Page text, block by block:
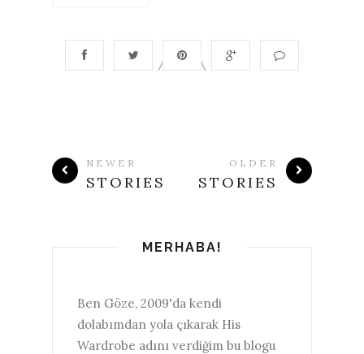
NEWER
STORIES
OLDER
STORIES
MERHABA!
Ben Göze, 2009'da kendi
dolabımdan yola çıkarak His
Wardrobe adını verdiğim bu blogu